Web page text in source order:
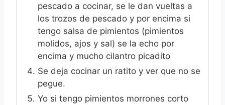
pescado a cocinar, se le dan vueltas a
los trozos de pescado y por encima si
tengo salsa de pimientos (pimientos
molidos, ajos y sal) se la echo por
encima y mucho cilantro picadito
Se deja cocinar un ratito y ver que no se
pegue.
Yo si tengo pimientos morrones corto